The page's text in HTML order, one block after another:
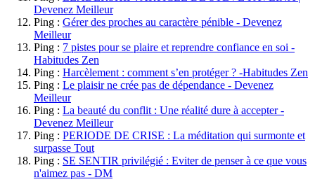
Devenez Meilleur
Ping : Gérer des proches au caractère pénible - Devenez
Meilleur
Ping : 7 pistes pour se plaire et reprendre confiance en soi -
Habitudes Zen
Ping : Harcèlement : comment s’en protéger ? -Habitudes Zen
Ping : Le plaisir ne crée pas de dépendance - Devenez
Meilleur
Ping : La beauté du conflit : Une réalité dure à accepter -
Devenez Meilleur
Ping : PERIODE DE CRISE : La méditation qui surmonte et
surpasse Tout
Ping : SE SENTIR privilégié : Eviter de penser à ce que vous
n'aimez pas - DM